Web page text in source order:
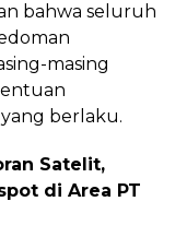
bahwa seluruh
masing
berlaku.
Satelit,
di Area PT